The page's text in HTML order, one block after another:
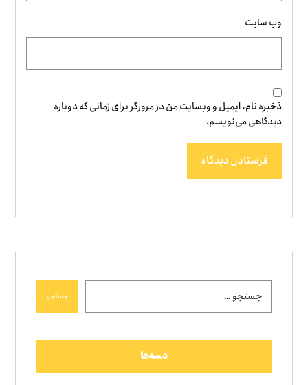
وب‌ سایت
ذخیره نام، ایمیل و وبسایت من در مرورگر برای زمانی که دوباره
دیدگاهی می‌نویسم.
فرستادن دیدگاه
جستجو
دسته‌ها